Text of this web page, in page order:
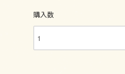
購入数